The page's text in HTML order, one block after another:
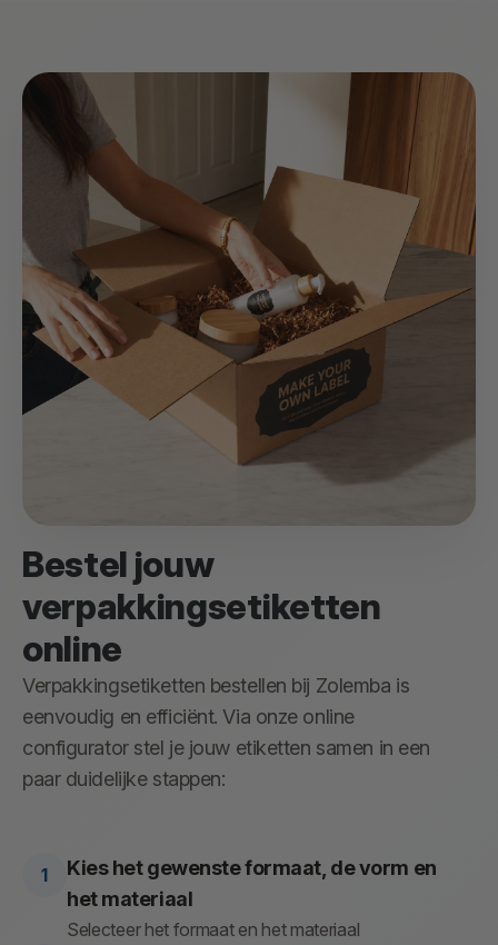
Bestel jouw
verpakkingsetiketten
online
Verpakkingsetiketten bestellen bij Zolemba is
eenvoudig en efficiënt. Via onze online
configurator stel je jouw etiketten samen in een
paar duidelijke stappen:
Kies het gewenste formaat, de vorm en
het materiaal
Selecteer het formaat en het materiaal